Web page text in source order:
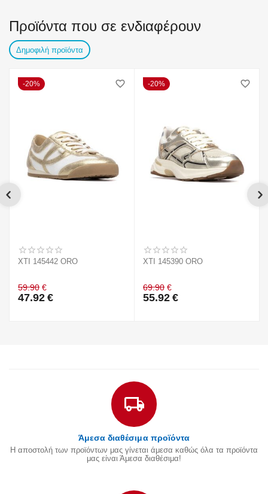
Προϊόντα που σε ενδιαφέρουν
Δημοφιλή προϊόντα
20%
XTI 145442 ORO
59.90 €
47.92 €
20%
XTI 145390 ORO
69.90 €
55.92 €
Άμεσα διαθέσιμα προϊόντα
Η αποστολή των προϊόντων μας γίνεται άμεσα καθώς όλα τα προϊόντα
μας είναι Άμεσα διαθέσιμα!